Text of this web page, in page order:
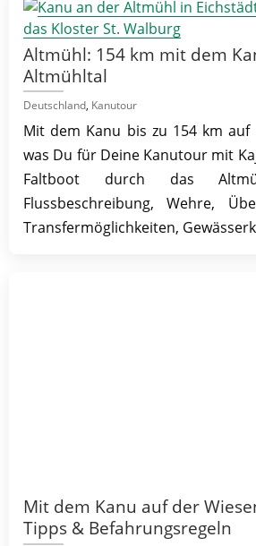
Altmühl: 154 km mit dem
Altmühltal
Deutschland, Kanutour
Mit dem Kanu bis zu 154 km auf
was Du für Deine Kanutour mit
Faltboot durch das
Flussbeschreibung, Wehre,
Transfermöglichkeiten,
Mit dem Kanu auf der
Tipps & Befahrungsregeln